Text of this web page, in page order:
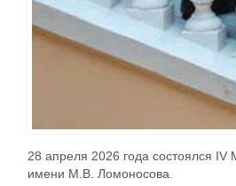
28 апреля 2026 года состоялся
имени М.В. Ломоносова.